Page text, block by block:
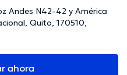
Andes N42-42 y América
Quito, 170510,
ahora